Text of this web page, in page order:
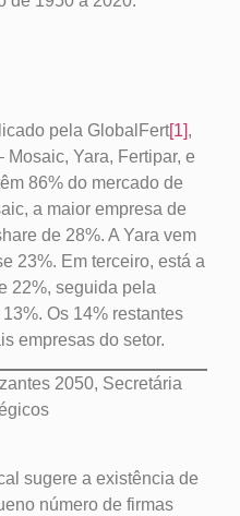
pela GlobalFert[1],
Yara, Fertipar, e
86% do mercado de
a maior empresa de
de 28%. A Yara vem
23%. Em terceiro, está a
22%, seguida pela
Os 14% restantes
empresas do setor.
2050, Secretária
sugere a existência de
número de firmas